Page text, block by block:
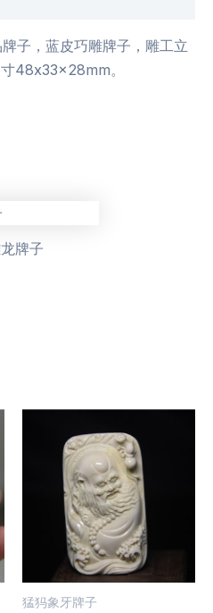
牌子，蓝皮巧雕牌子，雕工立
48x33x28mm。
牌子
猛犸象牙牌子